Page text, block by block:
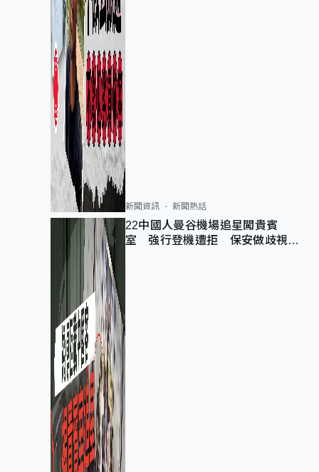
新聞資訊 新聞熱話
22中國人曼谷機場追星闖貴賓
室 強行登機遭拒 保安做歧視手